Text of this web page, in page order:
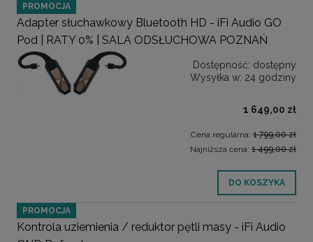
Adapter słuchawkowy Bluetooth HD - iFi Audio GO
Pod | RATY 0% | SALA ODSŁUCHOWA POZNAŃ
Dostępność: dostępny
Wysyłka w: 24 godziny
1 649,00 zł
Cena regularna: 1 799,00 zł
Najniższa cena: 1 499,00 zł
DO KOSZYKA
PROMOCJA
Kontrola uziemienia / reduktor pętli masy - iFi Audio
PROMOCJA